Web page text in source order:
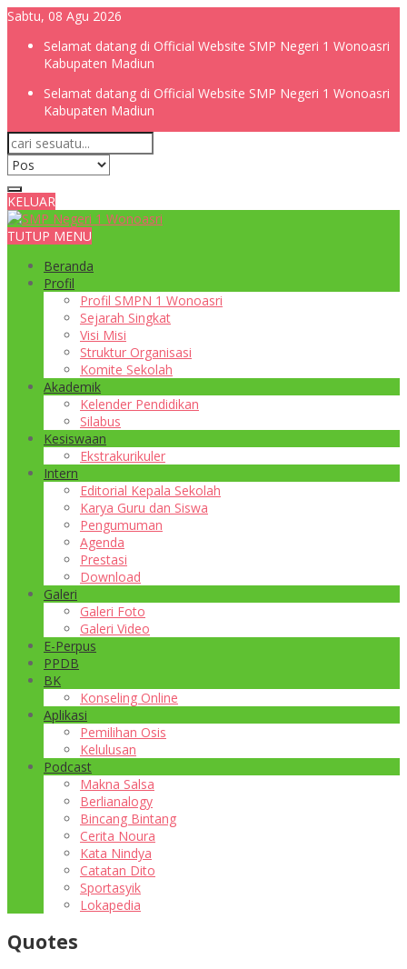
Sabtu, 08 Agu 2026
Selamat datang di Official Website SMP Negeri 1 Wonoasri
Kabupaten Madiun
Selamat datang di Official Website SMP Negeri 1 Wonoasri
Kabupaten Madiun
KELUAR
TUTUP MENU
Beranda
Profil
Profil SMPN 1 Wonoasri
Sejarah Singkat
Visi Misi
Struktur Organisasi
Komite Sekolah
Akademik
Kelender Pendidikan
Silabus
Kesiswaan
Ekstrakurikuler
Intern
Editorial Kepala Sekolah
Karya Guru dan Siswa
Pengumuman
Agenda
Prestasi
Download
Galeri
Galeri Foto
Galeri Video
E-Perpus
PPDB
BK
Konseling Online
Aplikasi
Pemilihan Osis
Kelulusan
Podcast
Makna Salsa
Berlianalogy
Bincang Bintang
Cerita Noura
Kata Nindya
Catatan Dito
Sportasyik
Lokapedia
Quotes